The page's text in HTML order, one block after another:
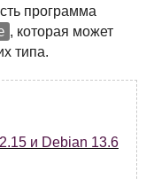
программа
, которая может
типа.
и Debian 13.6